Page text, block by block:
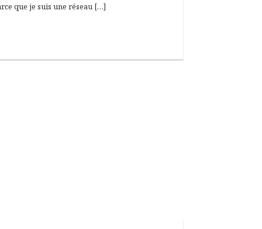
que je suis une réseau […]